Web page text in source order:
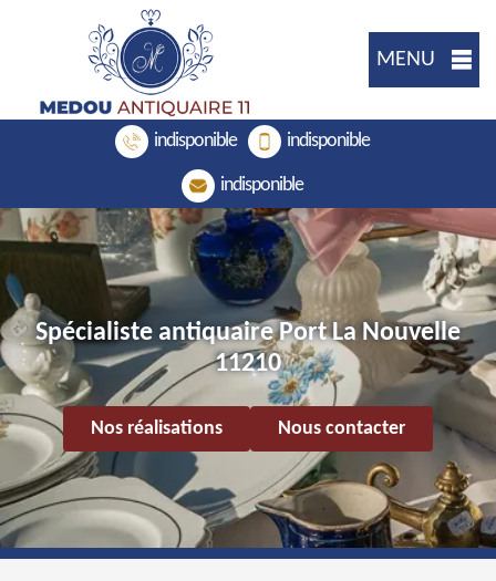
MENU
indisponible indisponible
indisponible
Spécialiste antiquaire Port La Nouvelle
11210
Nos réalisations Nous contacter